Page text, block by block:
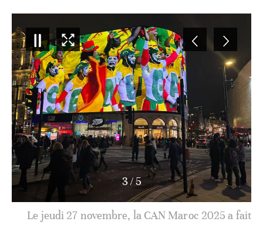
3/5
Le jeudi 27 novembre, la CAN Maroc 2025 a fait